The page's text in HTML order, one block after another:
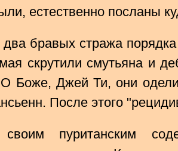
естественно посланы
два бравых стража
скрутили смутьяна и
Боже, Джей Ти, они
После этого
своим пуританским